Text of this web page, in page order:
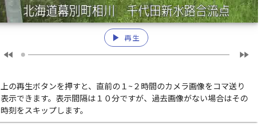
play_arrow 再生
fast_rewind fast_forward
上の再生ボタンを押すと、直前の１~２時間のカメラ画像をコマ送り
表示できます。表示間隔は１０分ですが、過去画像がない場合はその
時刻をスキップします。